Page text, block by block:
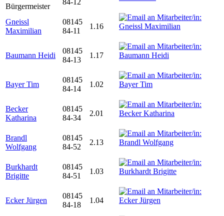
Bürgermeister
84-12
Gneissl
Maximilian
08145
84-11
1.16
Baumann Heidi
08145
84-13
1.17
Bayer Tim
08145
84-14
1.02
Becker
Katharina
08145
84-34
2.01
Brandl
Wolfgang
08145
84-52
2.13
Burkhardt
Brigitte
08145
84-51
1.03
Ecker Jürgen
08145
84-18
1.04